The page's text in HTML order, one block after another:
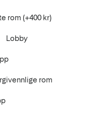
rom (+400 kr)
Lobby
rom